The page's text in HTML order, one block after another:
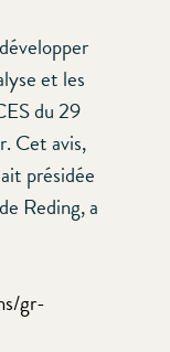
et les
du 29
Cet avis,
présidée
Reding, a
gr-